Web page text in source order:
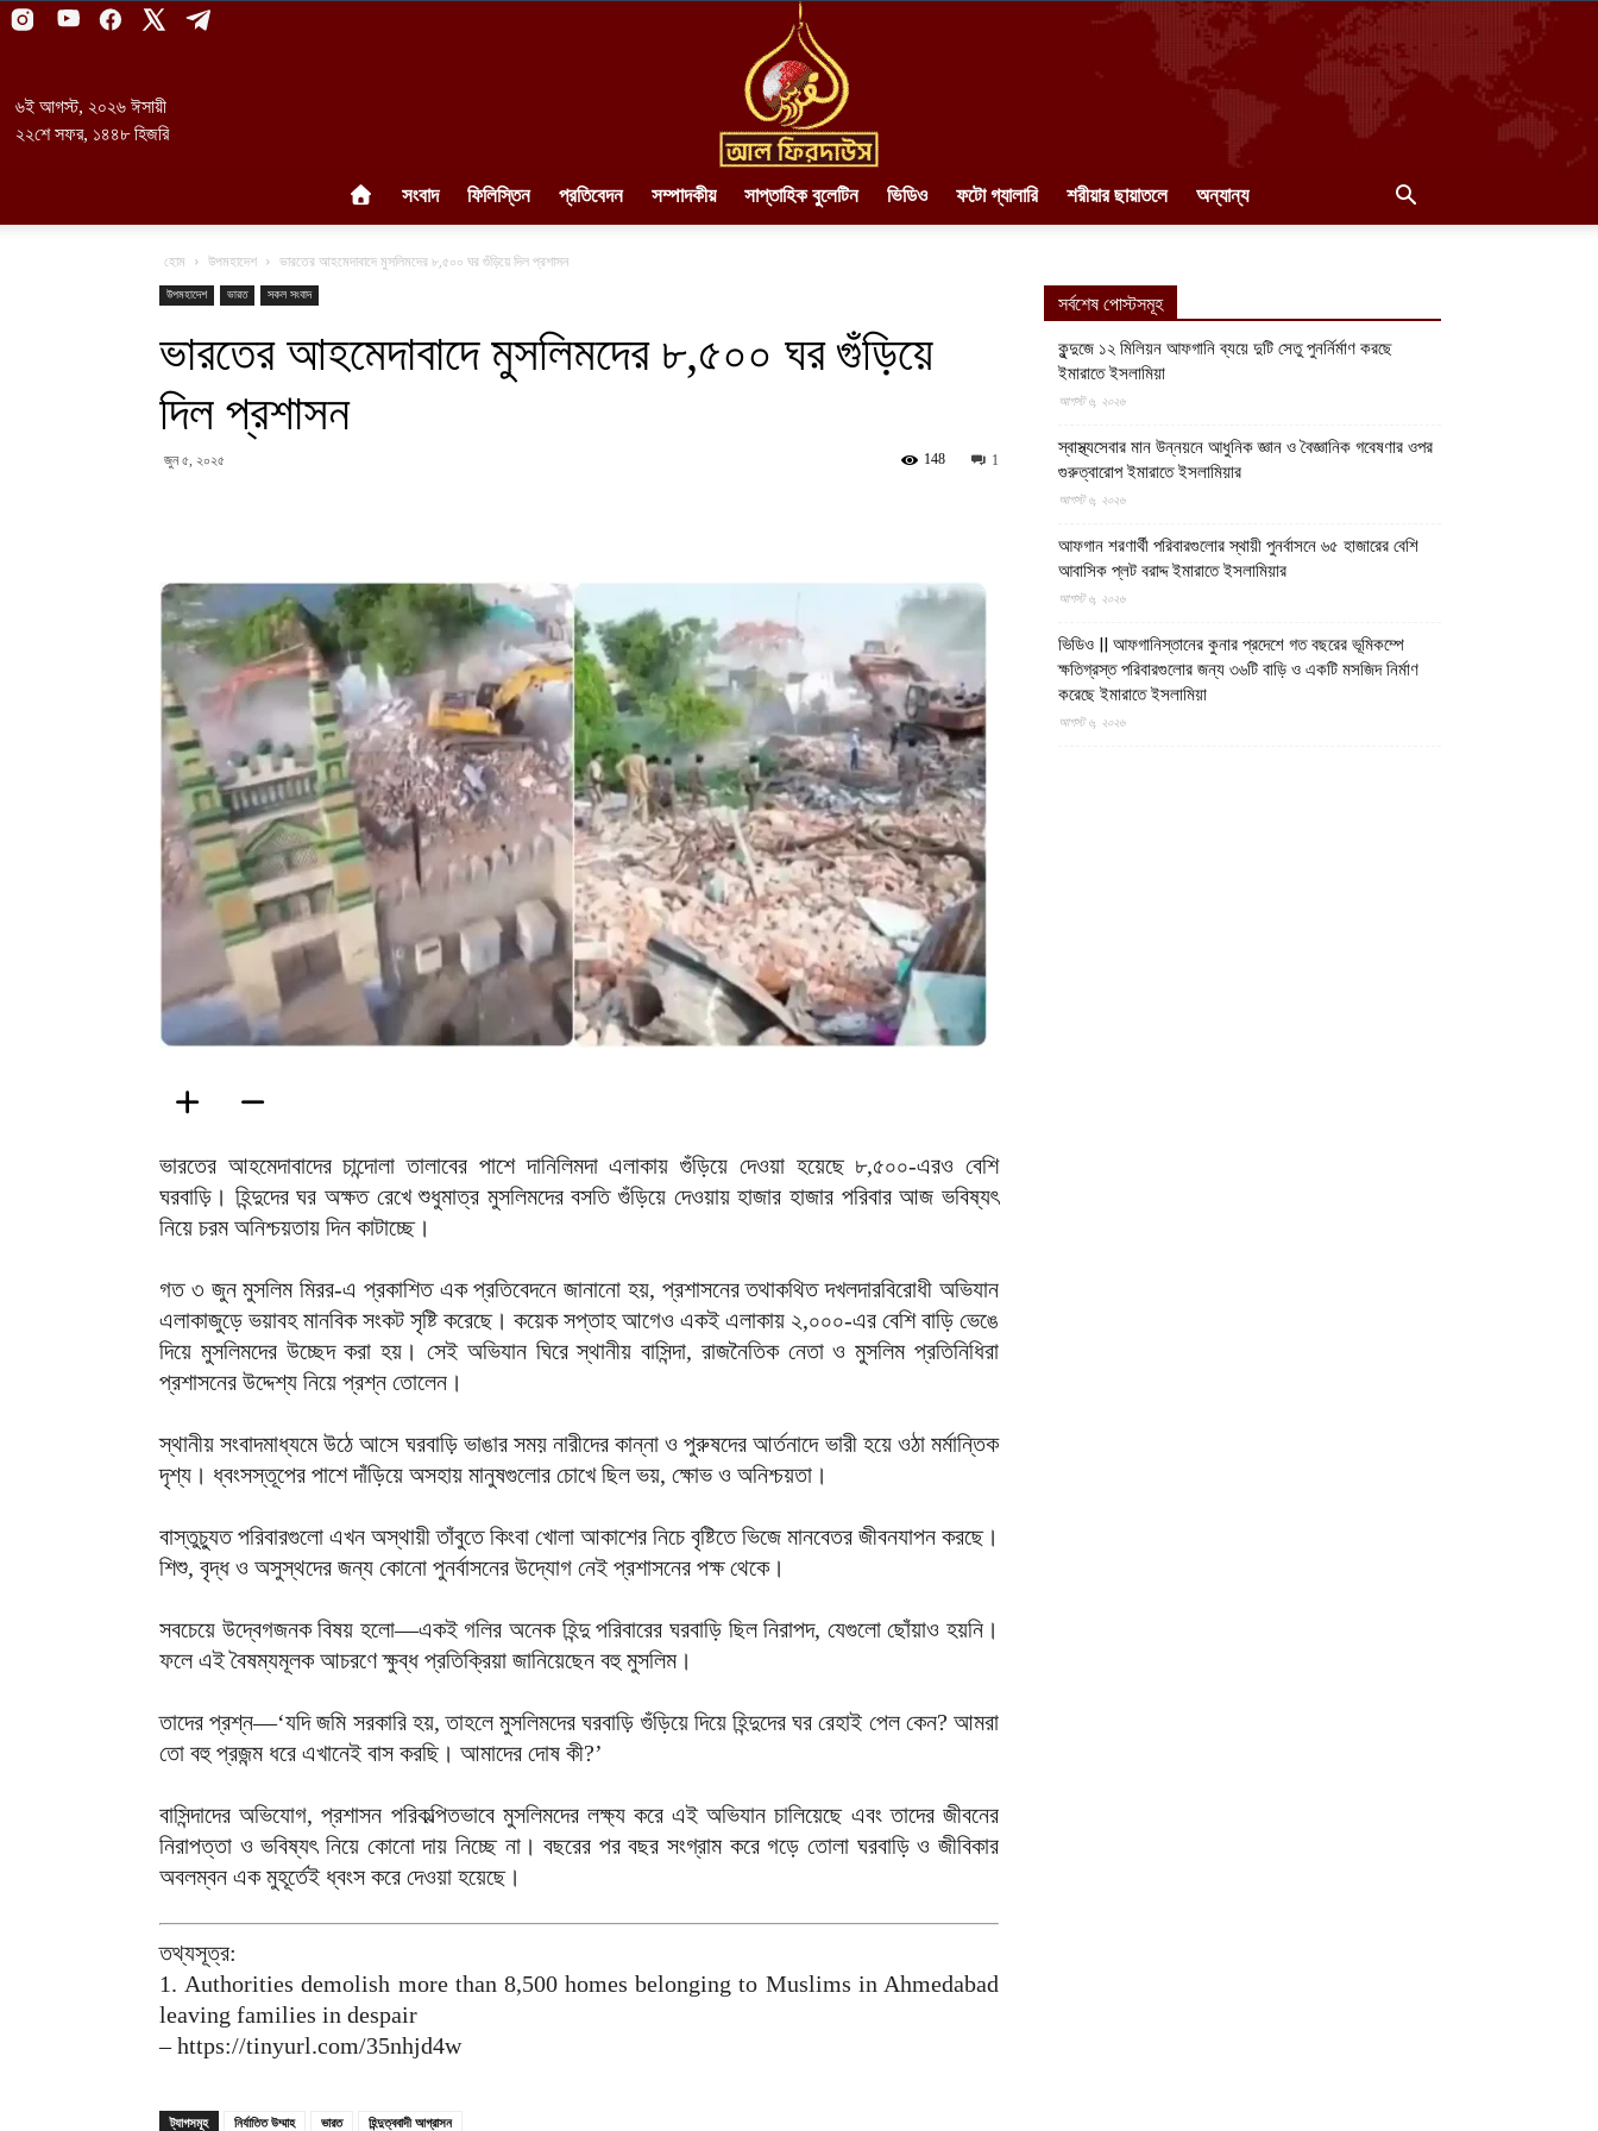
৬ই আগস্ট, ২০২৬ ঈসায়ী
২২শে সফর, ১৪৪৮ হিজরি
ফিরদাউস
সংবাদ ফিলিস্তিন প্রতিবেদন সম্পাদকীয় সাপ্তাহিক বুলেটিন ভিডিও ফটো গ্যালারি শরীয়ার ছায়াতলে অন্যান্য
হোম উপমহাদেশ ভারতের আহমেদাবাদে মুসলিমদের ৮,৫০০ ঘর গুঁড়িয়ে দিল প্রশাসন
উপমহাদেশ ভারত সকল সংবাদ
ভারতের আহমেদাবাদে মুসলিমদের ৮,৫০০ ঘর গুঁড়িয়ে
দিল প্রশাসন
জুন ৫, ২০২৫ 1
148
ভারতের আহমেদাবাদের চান্দোলা তালাবের পাশে দানিলিমদা এলাকায় গুঁড়িয়ে দেওয়া হয়েছে ৮,৫০০-এরও বেশি
ঘরবাড়ি। হিন্দুদের ঘর অক্ষত রেখে শুধুমাত্র মুসলিমদের বসতি গুঁড়িয়ে দেওয়ায় হাজার হাজার পরিবার আজ ভবিষ্যৎ
নিয়ে চরম অনিশ্চয়তায় দিন কাটাচ্ছে।
গত ৩ জুন মুসলিম মিরর-এ প্রকাশিত এক প্রতিবেদনে জানানো হয়, প্রশাসনের তথাকথিত দখলদারবিরোধী অভিযান
এলাকাজুড়ে ভয়াবহ মানবিক সংকট সৃষ্টি করেছে। কয়েক সপ্তাহ আগেও একই এলাকায় ২,০০০-এর বেশি বাড়ি ভেঙে
দিয়ে মুসলিমদের উচ্ছেদ করা হয়। সেই অভিযান ঘিরে স্থানীয় বাসিন্দা, রাজনৈতিক নেতা ও মুসলিম প্রতিনিধিরা
প্রশাসনের উদ্দেশ্য নিয়ে প্রশ্ন তোলেন।
স্থানীয় সংবাদমাধ্যমে উঠে আসে ঘরবাড়ি ভাঙার সময় নারীদের কান্না ও পুরুষদের আর্তনাদে ভারী হয়ে ওঠা মর্মান্তিক
দৃশ্য। ধ্বংসস্তূপের পাশে দাঁড়িয়ে অসহায় মানুষগুলোর চোখে ছিল ভয়, ক্ষোভ ও অনিশ্চয়তা।
বাস্তুচ্যুত পরিবারগুলো এখন অস্থায়ী তাঁবুতে কিংবা খোলা আকাশের নিচে বৃষ্টিতে ভিজে মানবেতর জীবনযাপন করছে।
শিশু, বৃদ্ধ ও অসুস্থদের জন্য কোনো পুনর্বাসনের উদ্যোগ নেই প্রশাসনের পক্ষ থেকে।
সবচেয়ে উদ্বেগজনক বিষয় হলো—একই গলির অনেক হিন্দু পরিবারের ঘরবাড়ি ছিল নিরাপদ, যেগুলো ছোঁয়াও হয়নি।
ফলে এই বৈষম্যমূলক আচরণে ক্ষুব্ধ প্রতিক্রিয়া জানিয়েছেন বহু মুসলিম।
তাদের প্রশ্ন—‘যদি জমি সরকারি হয়, তাহলে মুসলিমদের ঘরবাড়ি গুঁড়িয়ে দিয়ে হিন্দুদের ঘর রেহাই পেল কেন? আমরা
তো বহু প্রজন্ম ধরে এখানেই বাস করছি। আমাদের দোষ কী?’
বাসিন্দাদের অভিযোগ, প্রশাসন পরিকল্পিতভাবে মুসলিমদের লক্ষ্য করে এই অভিযান চালিয়েছে এবং তাদের জীবনের
নিরাপত্তা ও ভবিষ্যৎ নিয়ে কোনো দায় নিচ্ছে না। বছরের পর বছর সংগ্রাম করে গড়ে তোলা ঘরবাড়ি ও জীবিকার
অবলম্বন এক মুহূর্তেই ধ্বংস করে দেওয়া হয়েছে।
তথ্যসূত্র:
1. Authorities demolish more than 8,500 homes belonging to Muslims in Ahmedabad
leaving families in despair
– https://tinyurl.com/35nhjd4w
ট্যাগসমূহ নির্যাতিত উম্মাহ ভারত হিন্দুত্ববাদী আগ্রাসন
সর্বশেষ পোস্টসমূহ
কুন্দুজে ১২ মিলিয়ন আফগানি ব্যয়ে দুটি সেতু পুনর্নির্মাণ করছে
ইমারাতে ইসলামিয়া
আগস্ট ৬, ২০২৬
স্বাস্থ্যসেবার মান উন্নয়নে আধুনিক জ্ঞান ও বৈজ্ঞানিক গবেষণার ওপর
গুরুত্বারোপ ইমারাতে ইসলামিয়ার
আগস্ট ৬, ২০২৬
আফগান শরণার্থী পরিবারগুলোর স্থায়ী পুনর্বাসনে ৬৫ হাজারের বেশি
আবাসিক প্লট বরাদ্দ ইমারাতে ইসলামিয়ার
আগস্ট ৬, ২০২৬
ভিডিও || আফগানিস্তানের কুনার প্রদেশে গত বছরের ভূমিকম্পে
ক্ষতিগ্রস্ত পরিবারগুলোর জন্য ৩৬টি বাড়ি ও একটি মসজিদ নির্মাণ
করেছে ইমারাতে ইসলামিয়া
আগস্ট ৬, ২০২৬